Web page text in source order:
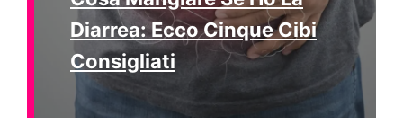
Diarrea: Ecco Cinque Cibi
Consigliati